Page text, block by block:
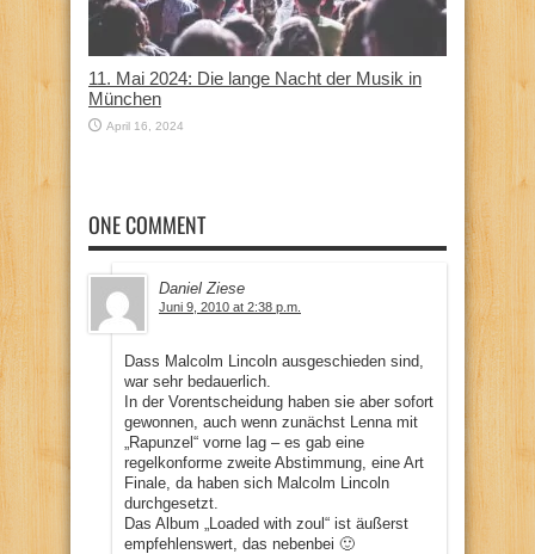
11. Mai 2024: Die lange Nacht der Musik in
München
April 16, 2024
ONE COMMENT
Daniel Ziese
Juni 9, 2010 at 2:38 p.m.
Dass Malcolm Lincoln ausgeschieden sind,
war sehr bedauerlich.
In der Vorentscheidung haben sie aber sofort
gewonnen, auch wenn zunächst Lenna mit
„Rapunzel“ vorne lag – es gab eine
regelkonforme zweite Abstimmung, eine Art
Finale, da haben sich Malcolm Lincoln
durchgesetzt.
Das Album „Loaded with zoul“ ist äußerst
empfehlenswert, das nebenbei 🙂